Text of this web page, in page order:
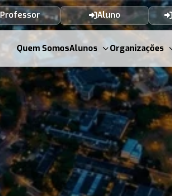
Professor Aluno
Quem SomosAlunos Organizações